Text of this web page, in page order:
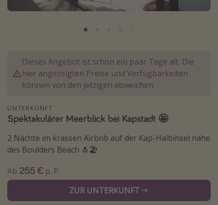
Normandie Urlaub
Kefalonia Urlaub
Krabi Urlaub
Tulum Urlaub
Sri Lanka Rundreise
Japan Rundreise
Reisethemen
Alle Reisethemen
Wellnessurlaub
Disneyland Paris
Dieses Angebot ist schon ein paar Tage alt. Die
hier angezeigten Preise und Verfügbarkeiten
können von den jetzigen abweichen.
UNTERKUNFT
Spektakulärer Meerblick bei Kapstadt 🤩
2 Nächte im krassen Airbnb auf der Kap-Halbinsel nahe
des Boulders Beach 🐧🏖️
Ab 255 € p. P.
ZUR UNTERKUNFT